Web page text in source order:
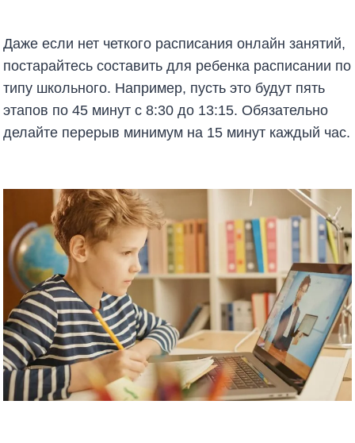
Даже если нет четкого расписания онлайн занятий,
постарайтесь составить для ребенка расписании по
типу школьного. Например, пусть это будут пять
этапов по 45 минут с 8:30 до 13:15. Обязательно
делайте перерыв минимум на 15 минут каждый час.